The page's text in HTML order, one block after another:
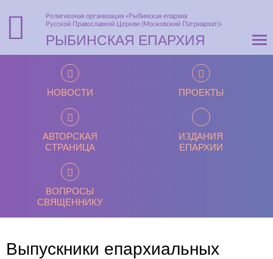
Религиозная организация «Рыбинская епархия
Русской Православной Церкви (Московский Патриархат)»
РЫБИНСКАЯ ЕПАРХИЯ
НОВОСТИ ПРОЕКТЫ
АВТОРСКАЯ
СТРАНИЦА
ИЗДАНИЯ
ЕПАРХИИ
ВОПРОСЫ
СВЯЩЕННИКУ
Выпускники епархиальных